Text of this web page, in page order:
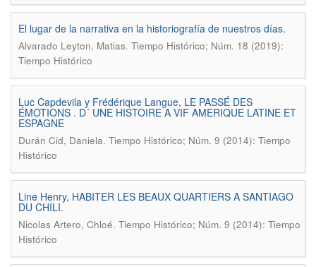
El lugar de la narrativa en la historiografía de nuestros días.
Alvarado Leyton, Matias. Tiempo Histórico; Núm. 18 (2019):
Tiempo Histórico
Luc Capdevila y Frédérique Langue, LE PASSÉ DES
ÉMOTIONS . D´ UNE HISTOIRE A VIF AMERIQUE LATINE ET
ESPAGNE
Durán Cid, Daniela. Tiempo Histórico; Núm. 9 (2014): Tiempo
Histórico
Line Henry, HABITER LES BEAUX QUARTIERS A SANTIAGO
DU CHILI.
Nicolas Artero, Chloé. Tiempo Histórico; Núm. 9 (2014): Tiempo
Histórico